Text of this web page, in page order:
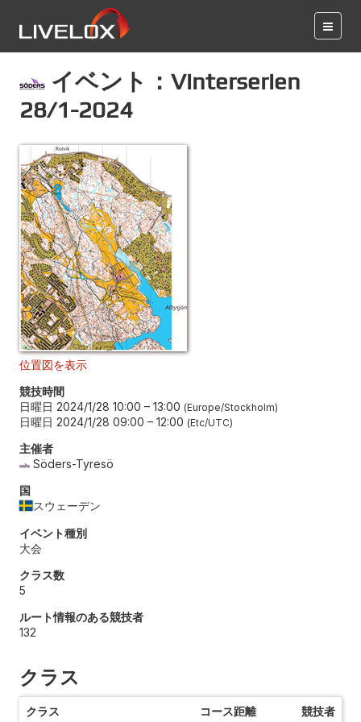
イベント：Vinterserien
28/1-2024
位置図を表示
競技時間
日曜日 2024/1/28 10:00 – 13:00 Europe/Stockholm
日曜日 2024/1/28 09:00 – 12:00 Etc/UTC
主催者
Söders-Tyresö
国
スウェーデン
イベント種別
大会
クラス数
5
ルート情報のある競技者
132
クラス
クラス コース距離 競技者